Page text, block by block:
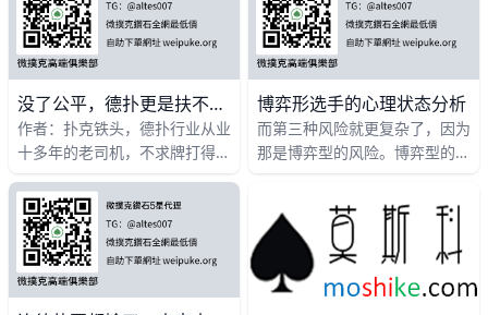
Q9s+ (卡两张同花连牌) 大概占
到所有牌型的23%。 CO的主要
置跟注，我们需要想想他手里的
没了公平，德扑更是扶不起的阿斗
作者：扑克铁头，德扑行业从业
十多年的老司机，不求牌打得最
讲一下这个行业公平性的问题
李开复在知乎上曾经是德扑话题
下
博弈形选手的心理状态分析
而第三种风险就更复杂了，因为
那是博弈型的风险。博弈型的风
的交易模式或行为模式，而专门
设计出来，使大众的系统无效化